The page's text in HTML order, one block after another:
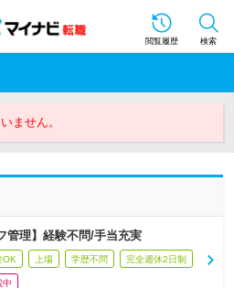
閲覧履歴 検索
ません。
管理】経験不問/手当充実
OK 上場 学歴不問 完全週休2日制
中